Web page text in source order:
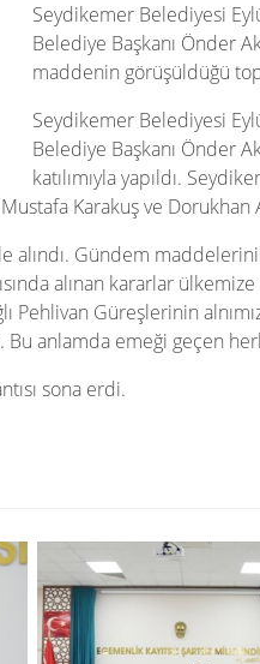
Seydikemer Belediyesi
Belediye Başkanı Önder
maddenin görüşüldüğü
Seydikemer Belediyesi
Belediye Başkanı Önder
katılımıyla yapıldı.
Karakuş ve Dorukhan
Gündem
alınan kararlar
Güreşlerinin
Bu anlamda emeği geçen
sona erdi.